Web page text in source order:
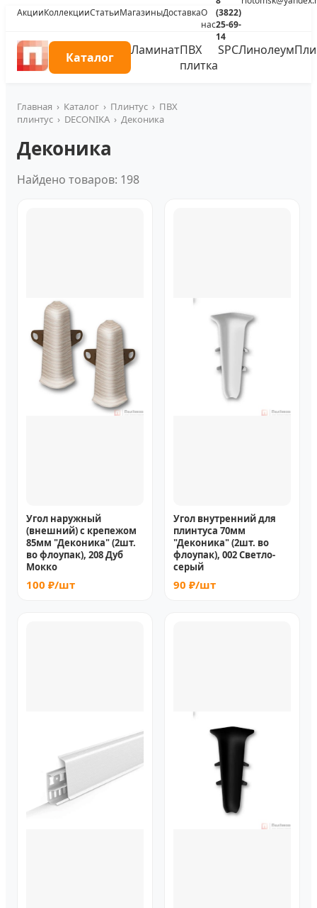
АкцииКоллекцииСтатьиМагазиныДоставкаО
нас
(3822)
25-69-
14
Каталог ЛаминатПВХ
плитка
SPCЛинолеум
Главная › Каталог › Плинтус › ПВХ
плинтус › DECONIKA › Деконика
Деконика
Найдено товаров: 198
Угол наружный
(внешний) с крепежом
85мм "Деконика" (2шт.
во флоупак), 208 Дуб
Мокко
100 ₽/шт
Угол внутренний для
плинтуса 70мм
"Деконика" (2шт. во
флоупак), 002 Светло-
серый
90 ₽/шт